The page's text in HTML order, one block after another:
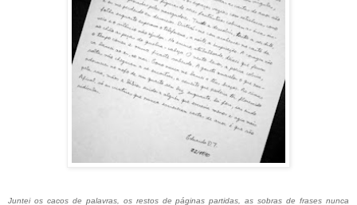
Juntei os cacos de palavras, os restos de páginas partidas, as sobras de frases nunca